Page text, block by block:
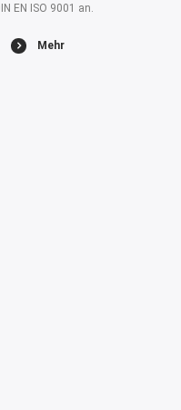
EN ISO 9001 an.
Mehr
Mehr